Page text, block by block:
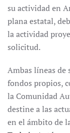
su actividad en
plana estatal,
la actividad
solicitud.
Ambas líneas de
fondos propios,
la Comunidad
destine a las
en el ámbito de